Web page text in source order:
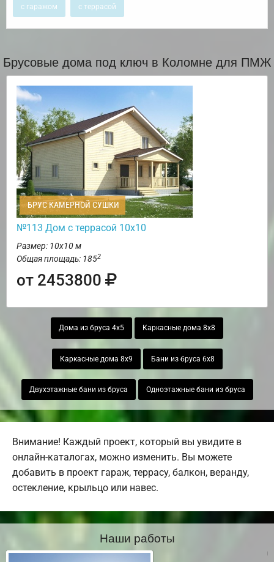
с гаражом с террасой
Брусовые дома под ключ в Коломне для ПМЖ
БРУС КАМЕРНОЙ СУШКИ
№113 Дом с террасой 10х10
Размер: 10х10 м
Общая площадь: 1852
от 2453800
Дома из бруса 4х5 Каркасные дома 8х8
Каркасные дома 8х9 Бани из бруса 6х8
Двухэтажные бани из бруса Одноэтажные бани из бруса
Внимание! Каждый проект, который вы увидите в
онлайн-каталогах, можно изменить. Вы можете
добавить в проект гараж, террасу, балкон, веранду,
остекление, крыльцо или навес.
Наши работы